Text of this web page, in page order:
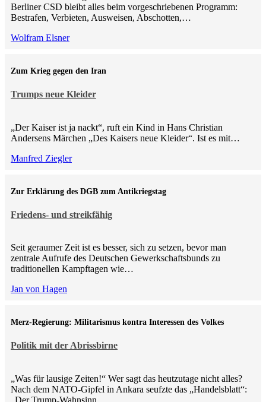
Berliner CSD bleibt alles beim vorgeschriebenen Programm:
Bestrafen, Verbieten, Ausweisen, Abschotten,…
Wolfram Elsner
Trumps neue Kleider
Zum Krieg gegen den Iran
„Der Kaiser ist ja nackt“, ruft ein Kind in Hans Christian
Andersens Märchen „Des Kaisers neue Kleider“. Ist es mit…
Manfred Ziegler
Friedens- und streikfähig
Zur Erklärung des DGB zum Antikriegstag
Seit geraumer Zeit ist es besser, sich zu setzen, bevor man
zentrale Aufrufe des Deutschen Gewerkschaftsbunds zu
traditionellen Kampftagen wie…
Jan von Hagen
Politik mit der Abrissbirne
Merz-Regierung: Militarismus kontra Inte­ressen des Volkes
„Was für lausige Zeiten!“ Wer sagt das heutzutage nicht alles?
Nach dem NATO-Gipfel in Ankara seufzte das „Handelsblatt“:
„Der Trump-Wahnsinn…